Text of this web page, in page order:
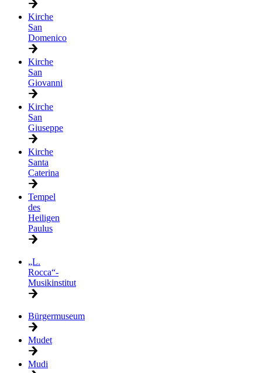
Kirche
San
Domenico
Kirche
San
Giovanni
Kirche
San
Giuseppe
Kirche
Santa
Caterina
Tempel
des
Heiligen
Paulus
„L.
Rocca“-
Musikinstitut
Bürgermuseum
Mudet
Mudi